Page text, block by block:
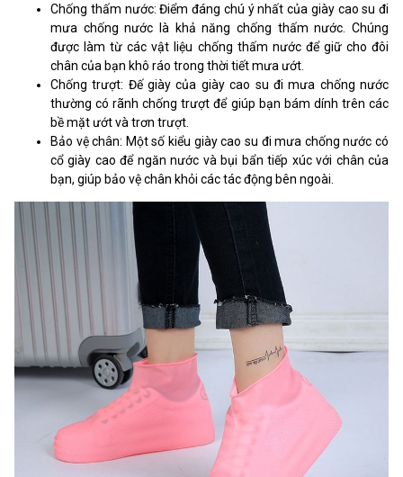
Chống thấm nước: Điểm đáng chú ý nhất của giày cao su đi
mưa chống nước là khả năng chống thấm nước. Chúng
được làm từ các vật liệu chống thấm nước để giữ cho đôi
chân của bạn khô ráo trong thời tiết mưa ướt.
Chống trượt: Đế giày của giày cao su đi mưa chống nước
thường có rãnh chống trượt để giúp bạn bám dính trên các
bề mặt ướt và trơn trượt.
Bảo vệ chân: Một số kiểu giày cao su đi mưa chống nước có
cổ giày cao để ngăn nước và bụi bẩn tiếp xúc với chân của
bạn, giúp bảo vệ chân khỏi các tác động bên ngoài.